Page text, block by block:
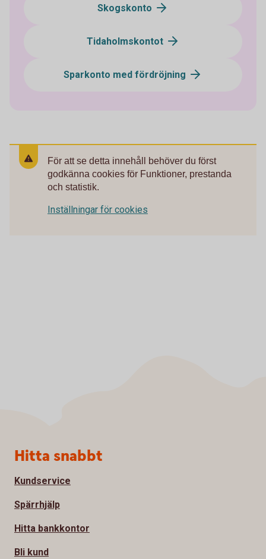
Skogskonto
Tidaholmskontot
Sparkonto med fördröjning
För att se detta innehåll behöver du först
godkänna cookies för Funktioner, prestanda
och statistik.
Inställningar för cookies
Sidfot
Hitta snabbt
Kundservice
Spärrhjälp
Hitta bankkontor
Bli kund